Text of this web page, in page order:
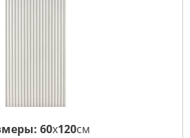
60x120см